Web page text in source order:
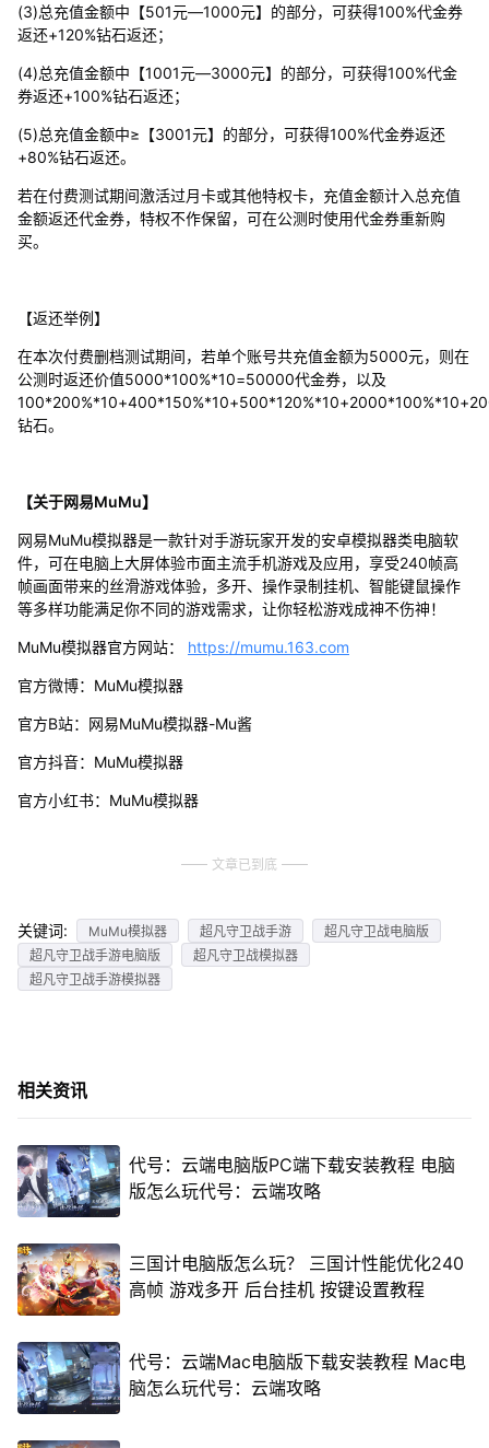
(3)总充值金额中【501元—1000元】的部分，可获得100%代金券
返还+120%钻石返还；
(4)总充值金额中【1001元—3000元】的部分，可获得100%代金
券返还+100%钻石返还；
(5)总充值金额中≥【3001元】的部分，可获得100%代金券返还
+80%钻石返还。
若在付费测试期间激活过月卡或其他特权卡，充值金额计入总充值
金额返还代金券，特权不作保留，可在公测时使用代金券重新购
买。
【返还举例】
在本次付费删档测试期间，若单个账号共充值金额为5000元，则在
公测时返还价值5000*100%*10=50000代金券，以及
钻石。
【关于网易MuMu】
网易MuMu模拟器是一款针对手游玩家开发的安卓模拟器类电脑软
件，可在电脑上大屏体验市面主流手机游戏及应用，享受240帧高
帧画面带来的丝滑游戏体验，多开、操作录制挂机、智能键鼠操作
等多样功能满足你不同的游戏需求，让你轻松游戏成神不伤神！
MuMu模拟器官方网站： https://mumu.163.com
官方微博：MuMu模拟器
官方B站：网易MuMu模拟器-Mu酱
官方抖音：MuMu模拟器
官方小红书：MuMu模拟器
文章已到底
关键词: MuMu模拟器 超凡守卫战手游
超凡守卫战电脑版
超凡守卫战手游电脑版
超凡守卫战模拟器
超凡守卫战手游模拟器
相关资讯
代号：云端电脑版PC端下载安装教程 电脑
版怎么玩代号：云端攻略
三国计电脑版怎么玩？ 三国计性能优化240
高帧 游戏多开 后台挂机 按键设置教程
代号：云端Mac电脑版下载安装教程 Mac电
脑怎么玩代号：云端攻略